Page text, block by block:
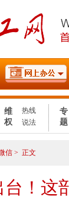
维
权
热线
说法
专
题
信 > 正文
台！这